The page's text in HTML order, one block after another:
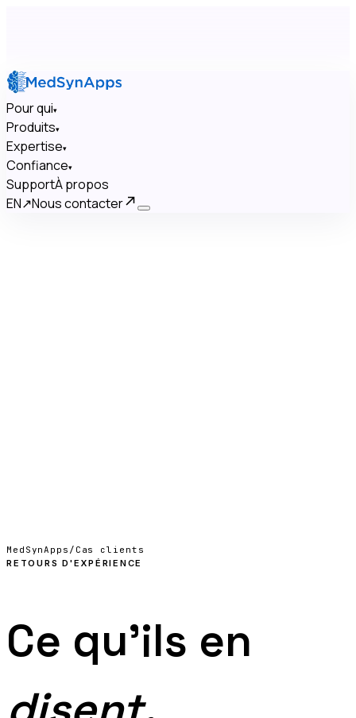
Pour qui▾
Produits▾
Expertise▾
Confiance▾
SupportÀ propos
EN↗Nous contacter
MedSynApps / Cas clients
RETOURS D'EXPÉRIENCE
Ce qu'ils en